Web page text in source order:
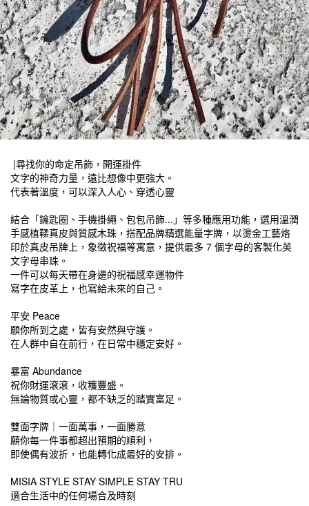
|尋找你的命定吊飾，開運掛件
文字的神奇力量，遠比想像中更強大。
代表著溫度，可以深入人心、穿透心靈
結合「鑰匙圈、手機掛繩、包包吊飾...」等多種應用功能，選用溫潤
手感植鞣真皮與質感木珠，搭配品牌精選能量字牌，以燙金工藝烙
印於真皮吊牌上，象徵祝福等寓意，提供最多 7 個字母的客製化英
文字母串珠。
一件可以每天帶在身邊的祝福感幸運物件
寫字在皮革上，也寫給未來的自己。
平安 Peace
願你所到之處，皆有安然與守護。
在人群中自在前行，在日常中穩定安好。
暴富 Abundance
祝你財運滾滾，收穫豐盛。
無論物質或心靈，都不缺乏的踏實富足。
雙面字牌｜一面萬事，一面勝意
願你每一件事都超出預期的順利，
即使偶有波折，也能轉化成最好的安排。
MISIA STYLE STAY SIMPLE STAY TRU
適合生活中的任何場合及時刻